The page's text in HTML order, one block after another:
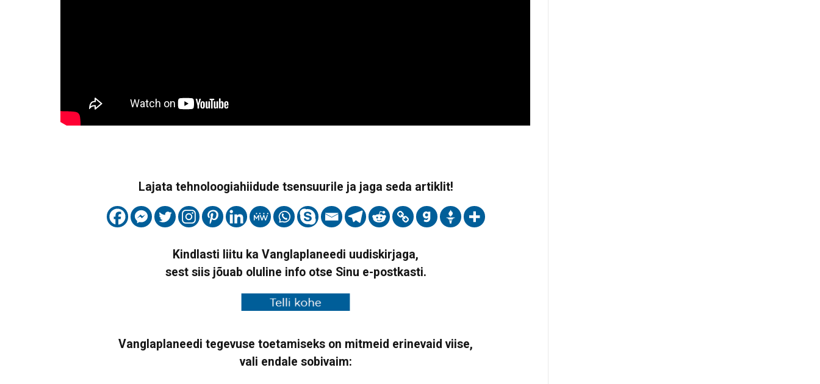
Lajata tehnoloogiahiidude tsensuurile ja jaga seda artiklit!
Kindlasti liitu ka Vanglaplaneedi uudiskirjaga,
sest siis jõuab oluline info otse Sinu e-postkasti.
Vanglaplaneedi tegevuse toetamiseks on mitmeid erinevaid viise,
vali endale sobivaim: